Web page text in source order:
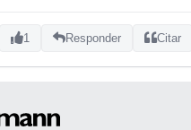
1 Responder Citar